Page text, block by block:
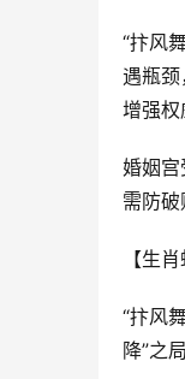
“抃风
遇瓶颈
增强权
婚姻宫
需防破
【生
“抃风
降”之